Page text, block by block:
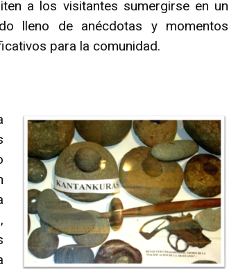
a los visitantes sumergirse en un
lleno de anécdotas y momentos
para la comunidad.